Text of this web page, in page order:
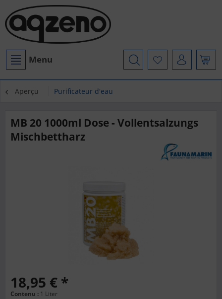
Menu
Aperçu Purificateur d'eau
MB 20 1000ml Dose - Vollentsalzungs
Mischbettharz
18,95 € *
Contenu : 1 Liter